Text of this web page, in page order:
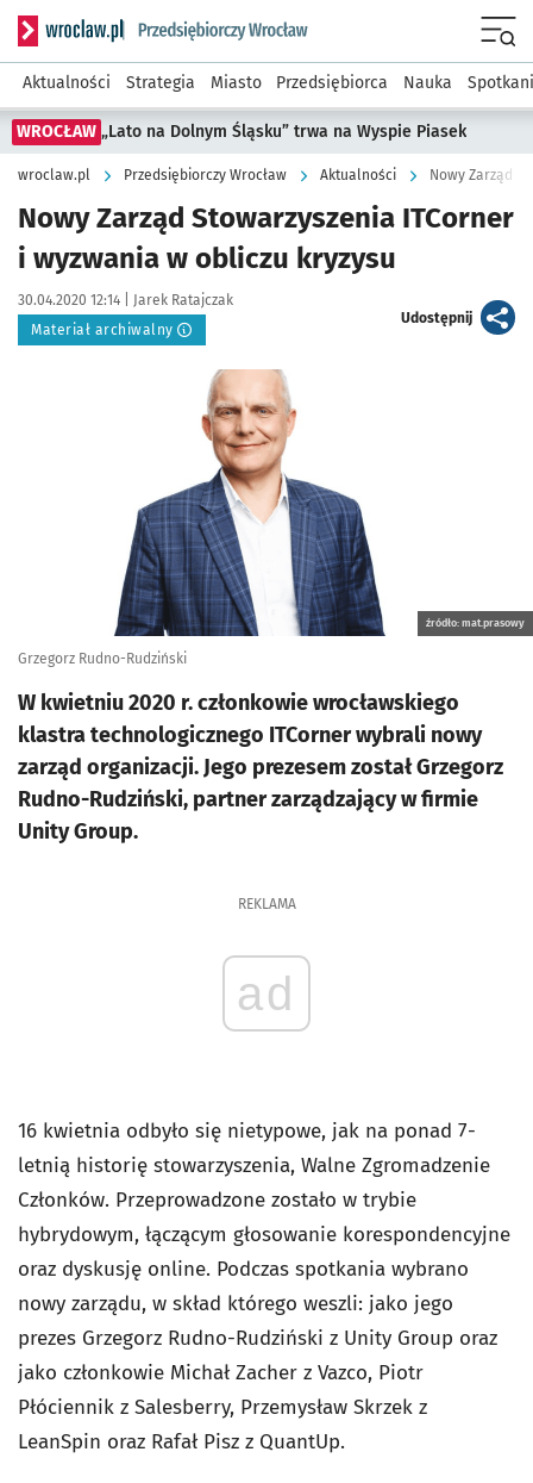
Serwis informacyjny wroclaw.pl podserwis: Strategia
Aktualności Strategia Miasto Przedsiębiorca Nauka
WROCŁAW „Lato na Dolnym Śląsku” trwa na Wyspie Piasek
wroclaw.pl Przedsiębiorczy Wrocław Aktualności Nowy Zarząd
Nowy Zarząd Stowarzyszenia ITCorner
i wyzwania w obliczu kryzysu
Data publikacji:
30.04.2020 12:14 | Autor:
Jarek Ratajczak
Materiał archiwalny
Udostępnijartykuł
źródło: mat.prasowy
Grzegorz Rudno-Rudziński
W kwietniu 2020 r. członkowie wrocławskiego
klastra technologicznego ITCorner wybrali nowy
zarząd organizacji. Jego prezesem został Grzegorz
Rudno-Rudziński, partner zarządzający w firmie
Unity Group.
REKLAMA
ad
16 kwietnia odbyło się nietypowe, jak na ponad 7-
letnią historię stowarzyszenia, Walne Zgromadzenie
Członków. Przeprowadzone zostało w trybie
hybrydowym, łączącym głosowanie korespondencyjne
oraz dyskusję online. Podczas spotkania wybrano
nowy zarządu, w skład którego weszli: jako jego
prezes Grzegorz Rudno-Rudziński z Unity Group oraz
jako członkowie Michał Zacher z Vazco, Piotr
Płóciennik z Salesberry, Przemysław Skrzek z
LeanSpin oraz Rafał Pisz z QuantUp.